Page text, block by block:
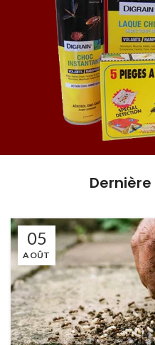
05
AOÛT